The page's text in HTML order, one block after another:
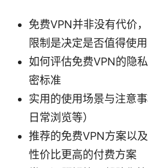
免费VPN并非没有代价
限制是决定是否值得使
如何评估免费VPN的隐
密标准
实用的使用场景与注意
日常浏览等）
推荐的免费VPN方案以
性价比更高的付费方案